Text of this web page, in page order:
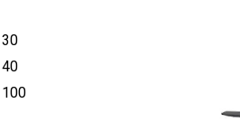
30
40
100